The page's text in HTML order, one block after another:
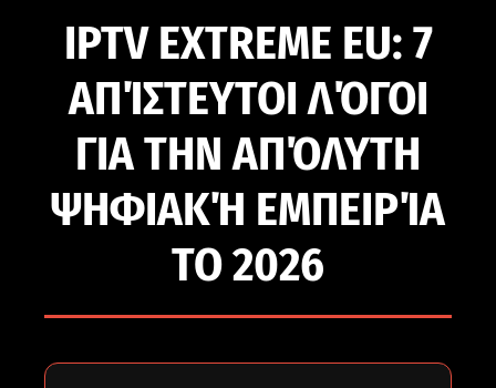
IPTV EXTREME EU: 7
ΑΠΊΣΤΕΥΤΟΙ ΛΌΓΟΙ
ΓΙΑ ΤΗΝ ΑΠΌΛΥΤΗ
ΨΗΦΙΑΚΉ ΕΜΠΕΙΡΊΑ
ΤΟ 2026